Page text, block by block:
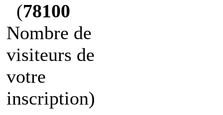
(78100
Nombre de
visiteurs de
votre
inscription)